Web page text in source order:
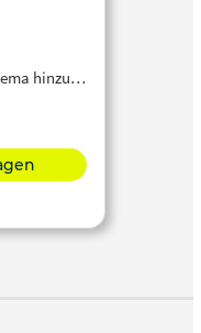
hinzu…